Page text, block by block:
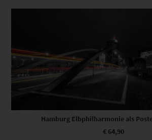
Hamburg Elbphilharmonie als
€ 64,90